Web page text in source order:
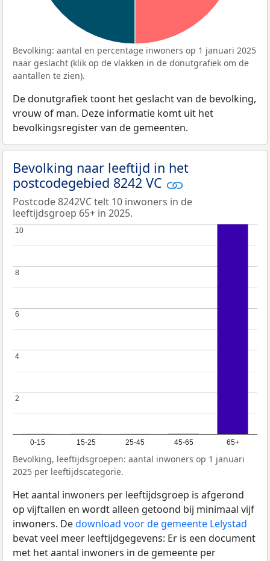
Bevolking: aantal en percentage inwoners op 1 januari 2025
naar geslacht (klik op de vlakken in de donutgrafiek om de
aantallen te zien).
De donutgrafiek toont het geslacht van de bevolking,
vrouw of man. Deze informatie komt uit het
bevolkingsregister van de gemeenten.
Bevolking naar leeftijd in het
postcodegebied 8242 VC
Postcode 8242VC telt 10 inwoners in de
leeftijdsgroep 65+ in 2025.
0-15 15-25 25-45 45-65 65+
2
2
4
4
6
6
8
8
10
10
Bevolking, leeftijdsgroepen: aantal inwoners op 1 januari
2025 per leeftijdscategorie.
Het aantal inwoners per leeftijdsgroep is afgerond
op vijftallen en wordt alleen getoond bij minimaal vijf
inwoners. Dedownload voor de gemeente Lelystad
bevat veel meer leeftijdgegevens: Er is een document
met het aantal inwoners in de gemeente per